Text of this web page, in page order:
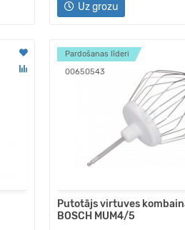
Uz grozu
Pardošanas līderi
00650543
Putotājs virtuves
BOSCH MUM4/5